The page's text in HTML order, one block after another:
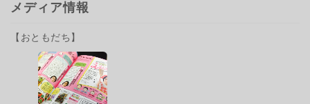
メディア情報
【おともだち】